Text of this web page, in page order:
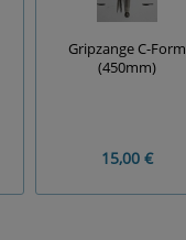
Gripzange C-Form
(450mm)
15,00 €